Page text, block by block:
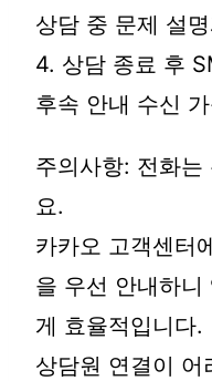
상담 중 문제 설
4. 상담 종료 후
후속 안내 수신
주의사항: 전화는
요.
카카오 고객센터
을 우선 안내하니
게 효율적입니다.
상담원 연결이 어